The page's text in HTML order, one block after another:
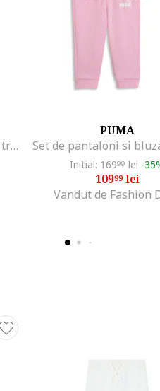
Set de pantaloni si bluza de trening din amestec de bumbac - dwqfwqdpiese, Roz pastel
PUMA
Initial: 16999 lei -
10999lei
Vandut de Fashion